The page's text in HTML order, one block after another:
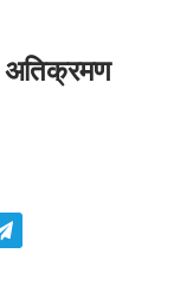
अतिक्रमण